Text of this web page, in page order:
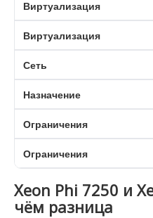
Виртуализация
Виртуализация
Сеть
Назначение
Ограничения
Ограничения
Xeon Phi 7250 и
чём разница